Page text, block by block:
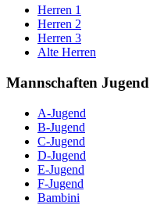
Herren 1
Herren 2
Herren 3
Alte Herren
Mannschaften Jugend
A-Jugend
B-Jugend
C-Jugend
D-Jugend
E-Jugend
F-Jugend
Bambini